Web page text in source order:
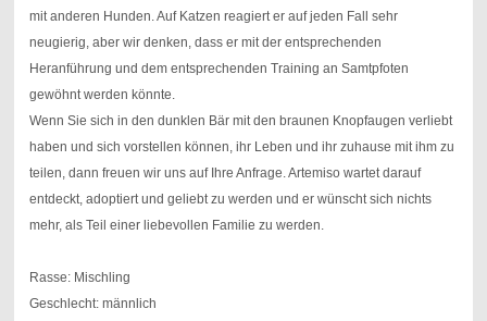
mit anderen Hunden. Auf Katzen reagiert er auf jeden Fall sehr
neugierig, aber wir denken, dass er mit der entsprechenden
Heranführung und dem entsprechenden Training an Samtpfoten
gewöhnt werden könnte.
Wenn Sie sich in den dunklen Bär mit den braunen Knopfaugen verliebt
haben und sich vorstellen können, ihr Leben und ihr zuhause mit ihm zu
teilen, dann freuen wir uns auf Ihre Anfrage. Artemiso wartet darauf
entdeckt, adoptiert und geliebt zu werden und er wünscht sich nichts
mehr, als Teil einer liebevollen Familie zu werden.
Rasse: Mischling
Geschlecht: männlich